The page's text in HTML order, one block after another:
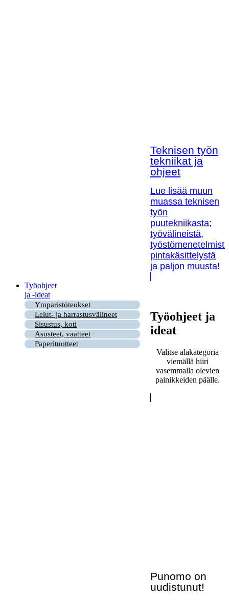
Teknisen työn
tekniikat ja
ohjeet
Lue lisää muun
muassa teknisen
työn
puutekniikasta;
työvälineistä,
pintakäsittelystä
ja paljon muusta!
Työohjeet
ja -ideat
Ymparistöteokset
Lelut- ja harrastusvälineet
Sisustus, koti
Asusteet, vaatteet
Paperituotteet
Työohjeet ja
ideat
Valitse alakategoria
viemällä hiiri
vasemmalla olevien
painikkeiden päälle.
Punomo on
uudistunut!